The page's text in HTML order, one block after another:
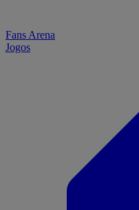
Fans Arena
Jogos